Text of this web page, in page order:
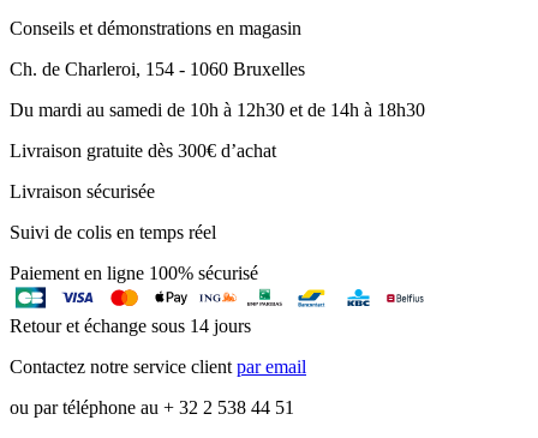
Conseils et démonstrations en magasin
Ch. de Charleroi, 154 - 1060 Bruxelles
Du mardi au samedi de 10h à 12h30 et de 14h à 18h30
Livraison gratuite dès 300€ d’achat
Livraison sécurisée
Suivi de colis en temps réel
Paiement en ligne 100% sécurisé
Retour et échange sous 14 jours
Contactez notre service clientpar email
ou par téléphone au + 32 2 538 44 51